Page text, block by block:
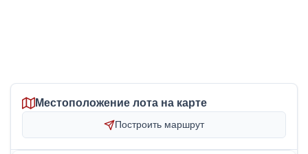
Местоположение лота на карте
Построить маршрут